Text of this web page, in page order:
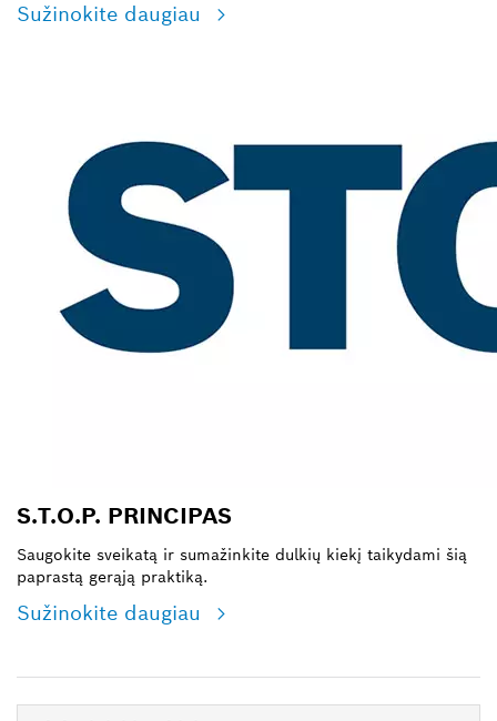
Sužinokite daugiau
S.T.O.P. PRINCIPAS
Saugokite sveikatą ir sumažinkite dulkių kiekį taikydami šią
paprastą gerąją praktiką.
Sužinokite daugiau